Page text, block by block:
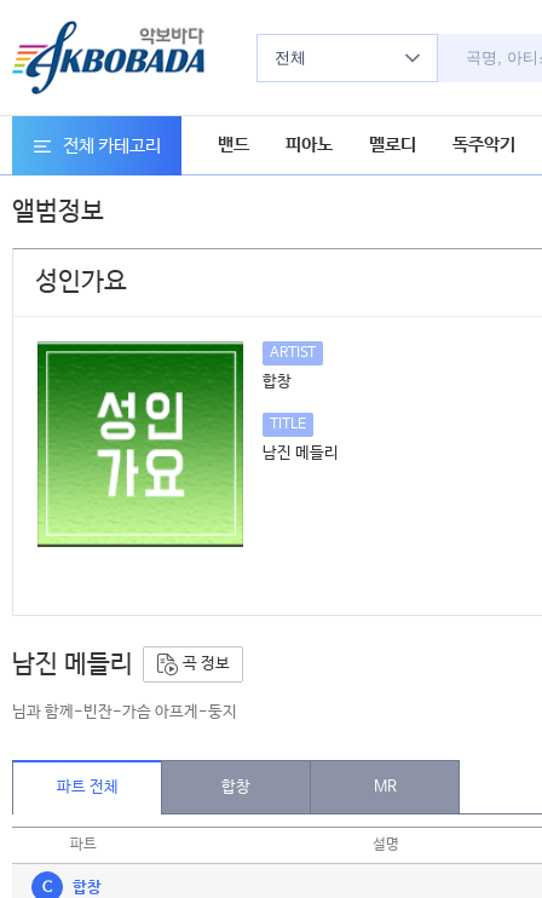
전체
전체 카테고리 밴드 피아노 멜로디 독주악기
앨범정보
성인가요
ARTIST
합창
TITLE
남진 메들리
남진 메들리 곡 정보
님과 함께-빈잔-가슴 아프게-둥지
파트 전체 합창 MR
파트 설명
C 합창